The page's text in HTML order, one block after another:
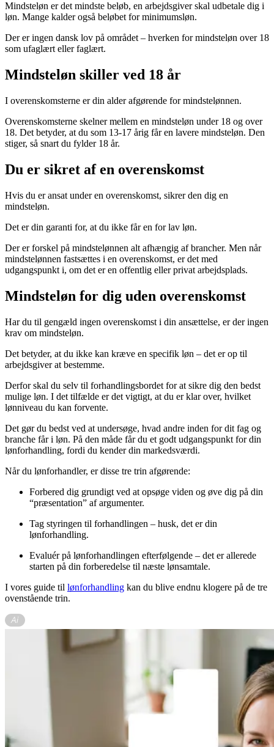
Mindsteløn er det mindste beløb, en arbejdsgiver skal udbetale dig i
løn. Mange kalder også beløbet for minimumsløn.
Der er ingen dansk lov på området – hverken for mindsteløn over 18
som ufaglært eller faglært.
Mindsteløn skiller ved 18 år
I overenskomsterne er din alder afgørende for mindstelønnen.
Overenskomsterne skelner mellem en mindsteløn under 18 og over
18. Det betyder, at du som 13-17 årig får en lavere mindsteløn. Den
stiger, så snart du fylder 18 år.
Du er sikret af en overenskomst
Hvis du er ansat under en overenskomst, sikrer den dig en
mindsteløn.
Det er din garanti for, at du ikke får en for lav løn.
Der er forskel på mindstelønnen alt afhængig af brancher. Men når
mindstelønnen fastsættes i en overenskomst, er det med
udgangspunkt i, om det er en offentlig eller privat arbejdsplads.
Mindsteløn for dig uden overenskomst
Har du til gengæld ingen overenskomst i din ansættelse, er der ingen
krav om mindsteløn.
Det betyder, at du ikke kan kræve en specifik løn – det er op til
arbejdsgiver at bestemme.
Derfor skal du selv til forhandlingsbordet for at sikre dig den bedst
mulige løn. I det tilfælde er det vigtigt, at du er klar over, hvilket
lønniveau du kan forvente.
Det gør du bedst ved at undersøge, hvad andre inden for dit fag og
branche får i løn. På den måde får du et godt udgangspunkt for din
lønforhandling, fordi du kender din markedsværdi.
Når du lønforhandler, er disse tre trin afgørende:
Forbered dig grundigt ved at opsøge viden og øve dig på din
“præsentation” af argumenter.
Tag styringen til forhandlingen – husk, det er din
lønforhandling.
Evaluér på lønforhandlingen efterfølgende – det er allerede
starten på din forberedelse til næste lønsamtale.
I vores guide til lønforhandling kan du blive endnu klogere på de tre
ovenstående trin.